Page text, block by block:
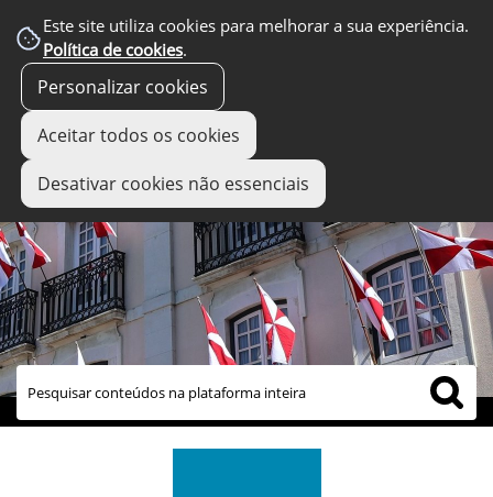
Este site utiliza cookies para melhorar a sua experiência.
Política de cookies.
Personalizar cookies
Aceitar todos os cookies
Desativar cookies não essenciais
links úteis